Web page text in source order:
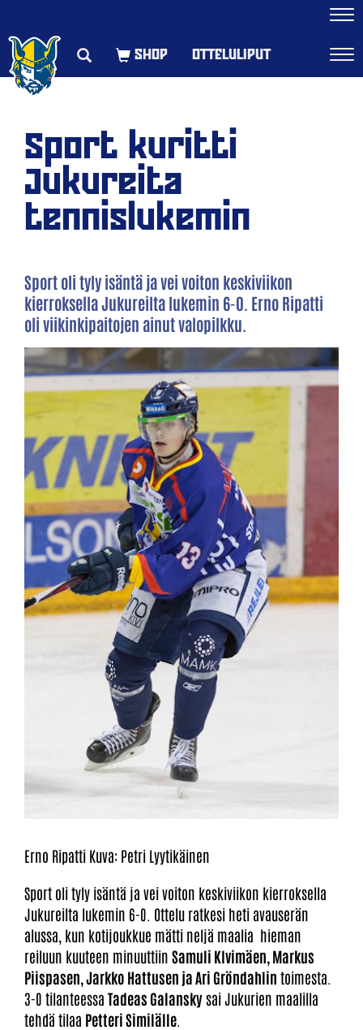
OTTELULIPUT
Sport kuritti
Jukureita
tennislukemin
Sport oli tyly isäntä ja vei voiton keskiviikon
kierroksella Jukureilta lukemin 6-0. Erno Ripatti
oli viikinkipaitojen ainut valopilkku.
Erno Ripatti Kuva: Petri Lyytikäinen
Sport oli tyly isäntä ja vei voiton keskiviikon kierroksella
Jukureilta lukemin 6-0. Ottelu ratkesi heti avauserän
alussa, kun kotijoukkue mätti neljä maalia hieman
reiluun kuuteen minuuttiin Samuli KIvimäen, Markus
Piispasen, Jarkko Hattusen ja Ari Gröndahlin toimesta.
3-0 tilanteessa Tadeas Galanskysai Jukurien maalilla
tehdä tilaa Petteri Similälle